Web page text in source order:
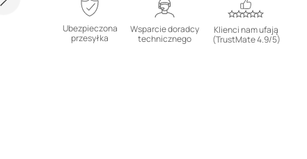
Ubezpieczona
przesyłka
Wsparcie doradcy
technicznego
Klienci nam ufają
(TrustMate 4.9/5)